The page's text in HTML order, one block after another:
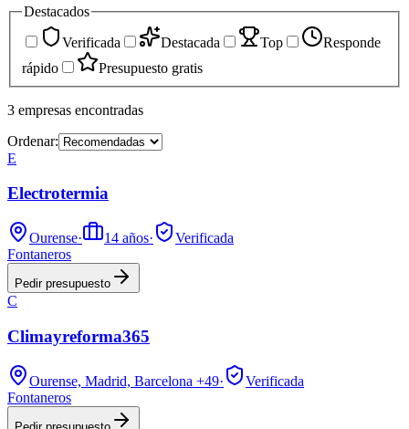
Destacados
Verificada
Destacada Top
Responde
rápido
Presupuesto gratis
3 empresas encontradas
Ordenar:
E
Electrotermia
Ourense· 14 años·
Verificada
Fontaneros
Pedir presupuesto
C
Climayreforma365
Ourense, Madrid, Barcelona +49·
Verificada
Fontaneros